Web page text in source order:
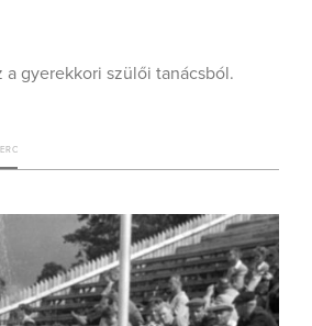
gyerekkori szülői tanácsból.